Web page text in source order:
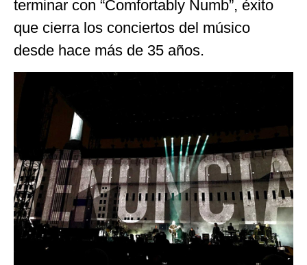
terminar con “Comfortably Numb”, éxito
que cierra los conciertos del músico
desde hace más de 35 años.